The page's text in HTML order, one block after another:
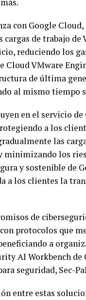
con Google
cargas de trabajo
reduciendo los
Cloud VMware
de última
al mismo tiempo
en el servicio
a los
las
los
y sostenible de
a los clientes la
de
protocolos que
a
AI Workbench
seguridad, Sec-
entre estas